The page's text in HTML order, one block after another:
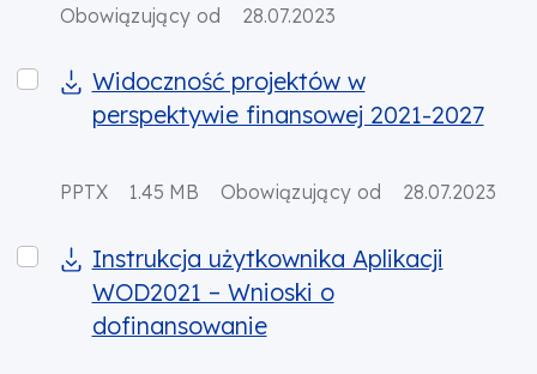
Obowiązujący od
28.07.2023
Widoczność projektów w perspektywie finansowej
Widoczność projektów w
perspektywie finansowej 2021-2027
PPTX 1.45 MB Obowiązujący od 28.07.2023
Instrukcja użytkownika Aplikacji WOD2021 –
Instrukcja użytkownika Aplikacji
WOD2021 – Wnioski o
dofinansowanie